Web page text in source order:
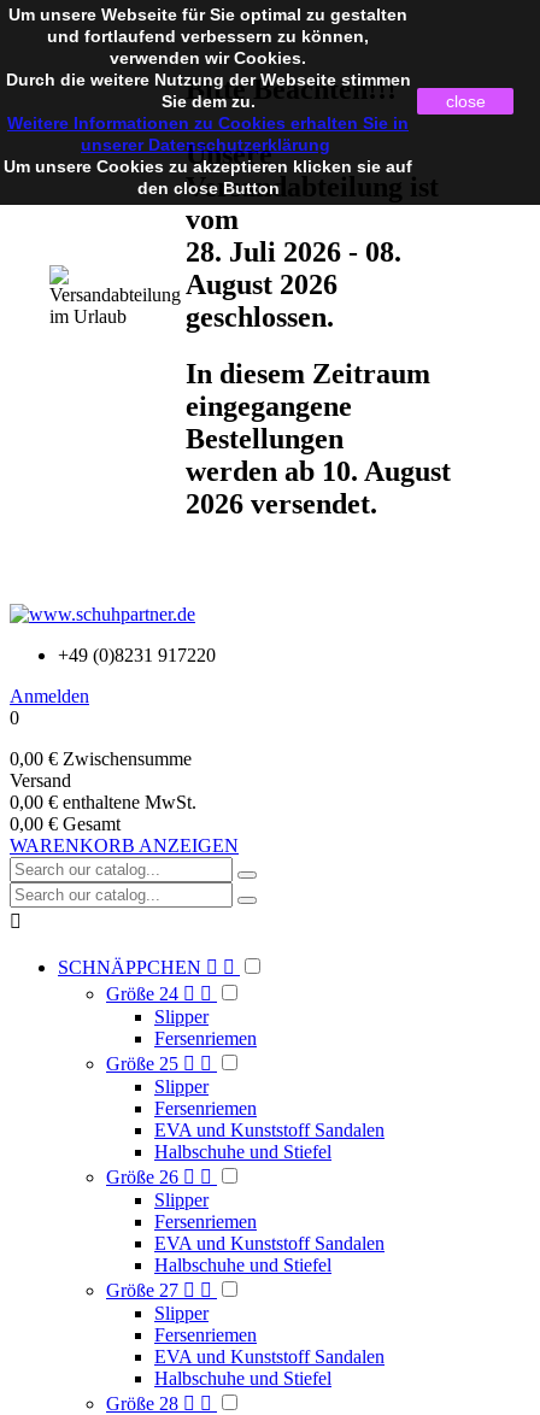
Bitte Beachten!!!
Unsere
Versandabteilung ist
vom
28. Juli 2026 - 08.
August 2026
geschlossen.
In diesem Zeitraum
eingegangene
Bestellungen
werden ab 10. August
2026 versendet.
+49 (0)8231 917220
Anmelden
0
0,00 € Zwischensumme
Versand
0,00 € enthaltene MwSt.
0,00 € Gesamt
WARENKORB ANZEIGEN

SCHNÄPPCHEN  
Größe 24  
Slipper
Fersenriemen
Größe 25  
Slipper
Fersenriemen
EVA und Kunststoff Sandalen
Halbschuhe und Stiefel
Größe 26  
Slipper
Fersenriemen
EVA und Kunststoff Sandalen
Halbschuhe und Stiefel
Größe 27  
Slipper
Fersenriemen
EVA und Kunststoff Sandalen
Halbschuhe und Stiefel
Größe 28  
Um unsere Webseite für Sie optimal zu gestalten
und fortlaufend verbessern zu können,
verwenden wir Cookies.
Durch die weitere Nutzung der Webseite stimmen
Sie dem zu.
Weitere Informationen zu Cookies erhalten Sie in
unserer Datenschutzerklärung
Um unsere Cookies zu akzeptieren klicken sie auf
den close Button
close